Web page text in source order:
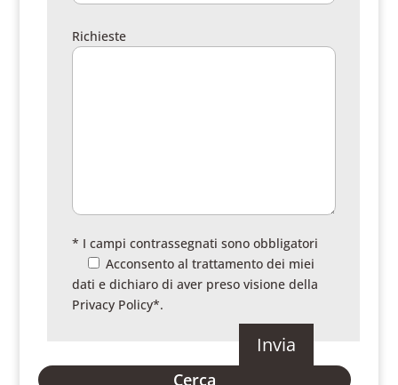
Richieste
* I campi contrassegnati sono obbligatori
Acconsento al trattamento dei miei
dati e dichiaro di aver preso visione della
Privacy Policy*.
Cerca